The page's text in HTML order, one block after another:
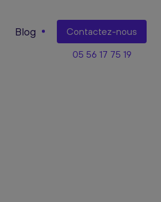
Blog Contactez-nous
05 56 17 75 19